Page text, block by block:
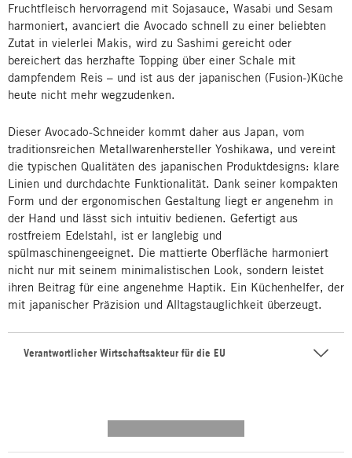
Fruchtfleisch hervorragend mit Sojasauce, Wasabi und Sesam
harmoniert, avanciert die Avocado schnell zu einer beliebten
Zutat in vielerlei Makis, wird zu Sashimi gereicht oder
bereichert das herzhafte Topping über einer Schale mit
dampfendem Reis – und ist aus der japanischen (Fusion-)Küche
heute nicht mehr wegzudenken.
Dieser Avocado-Schneider kommt daher aus Japan, vom
traditionsreichen Metallwarenhersteller Yoshikawa, und vereint
die typischen Qualitäten des japanischen Produktdesigns: klare
Linien und durchdachte Funktionalität. Dank seiner kompakten
Form und der ergonomischen Gestaltung liegt er angenehm in
der Hand und lässt sich intuitiv bedienen. Gefertigt aus
rostfreiem Edelstahl, ist er langlebig und
spülmaschinengeeignet. Die mattierte Oberfläche harmoniert
nicht nur mit seinem minimalistischen Look, sondern leistet
ihren Beitrag für eine angenehme Haptik. Ein Küchenhelfer, der
mit japanischer Präzision und Alltagstauglichkeit überzeugt.
Verantwortlicher Wirtschaftsakteur für die EU